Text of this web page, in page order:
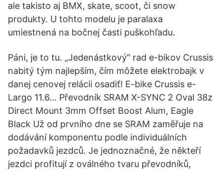
ale takisto aj BMX, skate, scoot, či snow
produkty. U tohto modelu je paralaxa
umiestnená na bočnej časti puškohľadu.
Páni, je to tu. „Jedenástkový“ rad e-bikov Crussis
nabitý tým najlepším, čím môžete elektrobajk v
danej cenovej relácii osadiť! E-bike Crussis e-
Largo 11.6… Převodník SRAM X-SYNC 2 Oval 38z
Direct Mount 3mm Offset Boost Alum, Eagle
Black Už od prvního dne se SRAM zaměřuje na
dodávání komponentu podle individuálních
požadavků jezdců. Je jednoznačné, že někteří
jezdci profitují z oválného tvaru převodníků,